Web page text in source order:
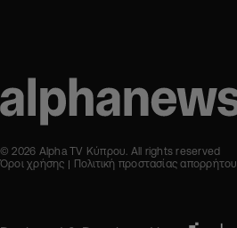
© 2026 Alpha TV Κύπρου. All rights reserved
Όροι χρήσης
Πολιτική προστασίας απορρήτου